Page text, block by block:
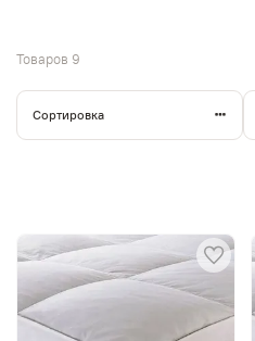
Товаров 9
Сортировка